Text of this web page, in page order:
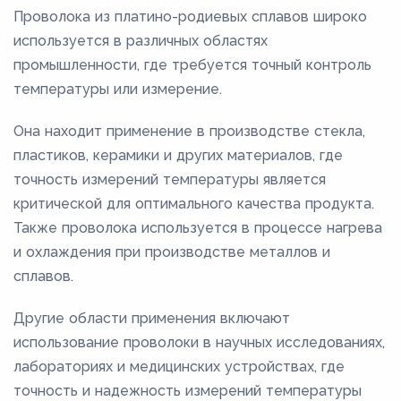
Проволока из платино-родиевых сплавов широко
используется в различных областях
промышленности, где требуется точный контроль
температуры или измерение.
Она находит применение в производстве стекла,
пластиков, керамики и других материалов, где
точность измерений температуры является
критической для оптимального качества продукта.
Также проволока используется в процессе нагрева
и охлаждения при производстве металлов и
сплавов.
Другие области применения включают
использование проволоки в научных исследованиях,
лабораториях и медицинских устройствах, где
точность и надежность измерений температуры